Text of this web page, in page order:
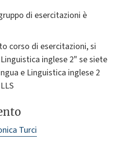
di esercitazioni è
corso di esercitazioni, si
inglese 2" se siete
e Linguistica inglese 2
Turci